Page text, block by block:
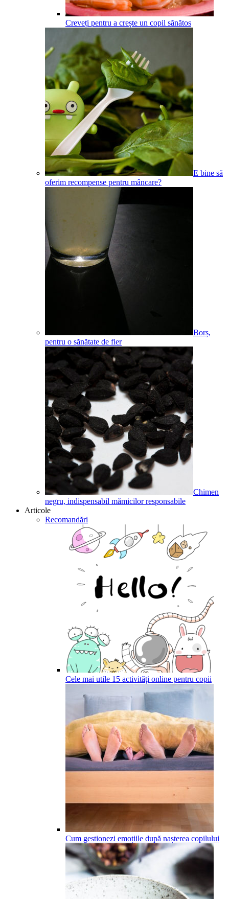
Creveți pentru a crește un copil sănătos
E bine să
oferim recompense pentru mâncare?
Borș,
pentru o sănătate de fier
Chimen
negru, indispensabil mămicilor responsabile
Articole
Recomandări
Cele mai utile 15 activități online pentru copii
Cum gestionezi emoțiile după nașterea copilului